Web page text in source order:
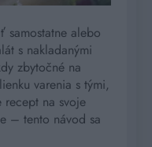
samostatne alebo
s nakladanými
zbytočné na
varenia s tými,
na svoje
– tento návod sa